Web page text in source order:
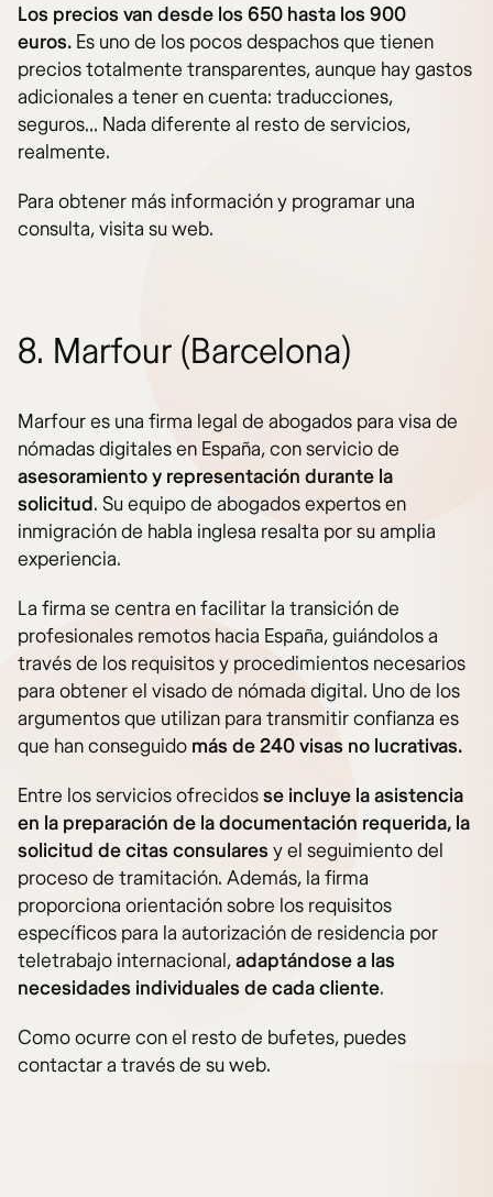
Los precios van desde los 650 hasta los 900
euros. Es uno de los pocos despachos que tienen
precios totalmente transparentes, aunque hay gastos
adicionales a tener en cuenta: traducciones,
seguros… Nada diferente al resto de servicios,
realmente.
Para obtener más información y programar una
consulta, visita su web.
8. Marfour (Barcelona)
Marfour es una firma legal de abogados para visa de
nómadas digitales en España, con servicio de
asesoramiento y representación durante la
solicitud. Su equipo de abogados expertos en
inmigración de habla inglesa resalta por su amplia
experiencia.
La firma se centra en facilitar la transición de
profesionales remotos hacia España, guiándolos a
través de los requisitos y procedimientos necesarios
para obtener el visado de nómada digital. Uno de los
argumentos que utilizan para transmitir confianza es
que han conseguido más de 240 visas no lucrativas.
Entre los servicios ofrecidosse incluye la asistencia
en la preparación de la documentación requerida, la
solicitud de citas consularesy el seguimiento del
proceso de tramitación. Además, la firma
proporciona orientación sobre los requisitos
específicos para la autorización de residencia por
teletrabajo internacional,adaptándose a las
necesidades individuales de cada cliente.
Como ocurre con el resto de bufetes, puedes
contactar a través de su web.